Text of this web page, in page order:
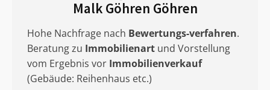
Malk Göhren Göhren
Hohe Nachfrage nach Bewertungs-verfahren.
Beratung zu Immobilienart und Vorstellung
vom Ergebnis vor Immobilienverkauf
(Gebäude: Reihenhaus etc.)